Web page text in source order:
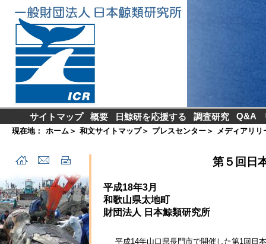
サイトマップ 概要 日鯨研を応援する 調査研究 Q&A
現在地： ホーム ＞ 和文サイトマップ＞ プレスセンター ＞ メディアリリ
第５回日
平成18年3月
和歌山県太地町
財団法人 日本鯨類研究所
平成14年山口県長門市で開催した第1回日